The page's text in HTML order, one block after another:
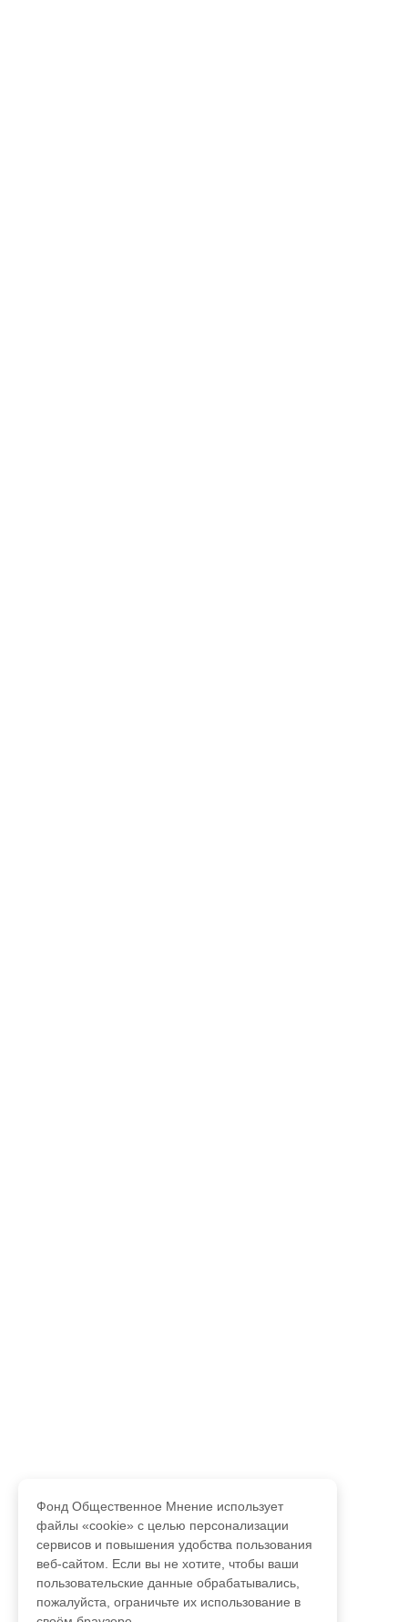
Фонд Общественное Мнение использует
файлы «cookie» с целью персонализации
сервисов и повышения удобства пользования
веб-сайтом. Если вы не хотите, чтобы ваши
пользовательские данные обрабатывались,
пожалуйста, ограничьте их использование в